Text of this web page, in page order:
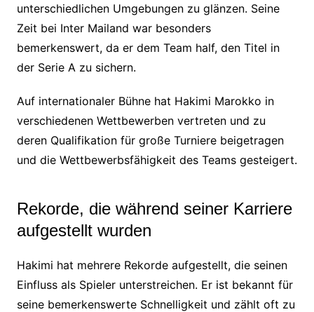
unterschiedlichen Umgebungen zu glänzen. Seine
Zeit bei Inter Mailand war besonders
bemerkenswert, da er dem Team half, den Titel in
der Serie A zu sichern.
Auf internationaler Bühne hat Hakimi Marokko in
verschiedenen Wettbewerben vertreten und zu
deren Qualifikation für große Turniere beigetragen
und die Wettbewerbsfähigkeit des Teams gesteigert.
Rekorde, die während seiner Karriere
aufgestellt wurden
Hakimi hat mehrere Rekorde aufgestellt, die seinen
Einfluss als Spieler unterstreichen. Er ist bekannt für
seine bemerkenswerte Schnelligkeit und zählt oft zu